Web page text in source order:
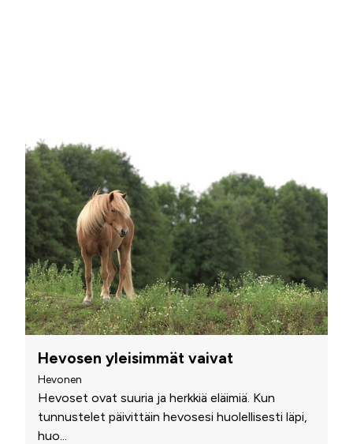
Hevosen yleisimmät vaivat
Hevonen
Hevoset ovat suuria ja herkkiä eläimiä. Kun
tunnustelet päivittäin hevosesi huolellisesti läpi,
huo...